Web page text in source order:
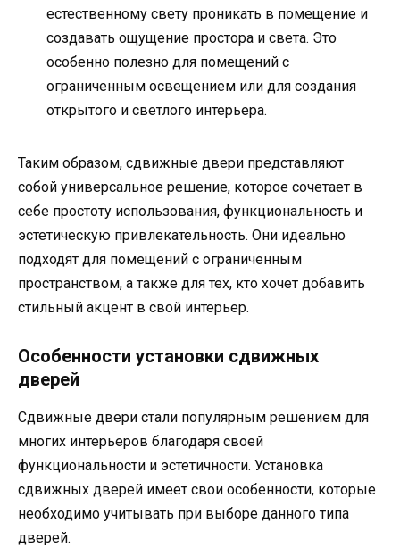
естественному свету проникать в помещение и
создавать ощущение простора и света. Это
особенно полезно для помещений с
ограниченным освещением или для создания
открытого и светлого интерьера.
Таким образом, сдвижные двери представляют
собой универсальное решение, которое сочетает в
себе простоту использования, функциональность и
эстетическую привлекательность. Они идеально
подходят для помещений с ограниченным
пространством, а также для тех, кто хочет добавить
стильный акцент в свой интерьер.
Особенности установки сдвижных
дверей
Сдвижные двери стали популярным решением для
многих интерьеров благодаря своей
функциональности и эстетичности. Установка
сдвижных дверей имеет свои особенности, которые
необходимо учитывать при выборе данного типа
дверей.